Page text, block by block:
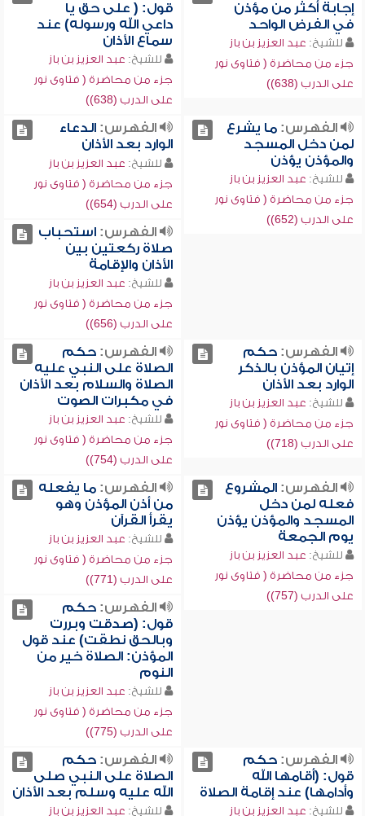
إجابة أكثر من مؤذن
في الفرض الواحد
للشيخ: عبد العزيز بن باز
جزء من محاضرة ( فتاوى نور
على الدرب (638))
قول: ( على حق يا
داعي الله ورسوله) عند
سماع الأذان
للشيخ: عبد العزيز بن باز
جزء من محاضرة ( فتاوى نور
على الدرب (638))
الفهرس:ما يشرع
لمن دخل المسجد
والمؤذن يؤذن
للشيخ: عبد العزيز بن باز
جزء من محاضرة ( فتاوى نور
على الدرب (652))
الفهرس:الدعاء
الوارد بعد الأذان
للشيخ: عبد العزيز بن باز
جزء من محاضرة ( فتاوى نور
على الدرب (654))
الفهرس:استحباب
صلاة ركعتين بين
الأذان والإقامة
للشيخ: عبد العزيز بن باز
جزء من محاضرة ( فتاوى نور
على الدرب (656))
الفهرس:حكم
إتيان المؤذن بالذكر
الوارد بعد الأذان
للشيخ: عبد العزيز بن باز
جزء من محاضرة ( فتاوى نور
على الدرب (718))
الفهرس:حكم
الصلاة على النبي عليه
الصلاة والسلام بعد الأذان
في مكبرات الصوت
للشيخ: عبد العزيز بن باز
جزء من محاضرة ( فتاوى نور
على الدرب (754))
الفهرس:المشروع
فعله لمن دخل
المسجد والمؤذن يؤذن
يوم الجمعة
للشيخ: عبد العزيز بن باز
جزء من محاضرة ( فتاوى نور
على الدرب (757))
الفهرس:ما يفعله
من أذن المؤذن وهو
يقرأ القرآن
للشيخ: عبد العزيز بن باز
جزء من محاضرة ( فتاوى نور
على الدرب (771))
الفهرس:حكم
قول: (صدقت وبررت
وبالحق نطقت) عند قول
المؤذن: الصلاة خير من
النوم
للشيخ: عبد العزيز بن باز
جزء من محاضرة ( فتاوى نور
على الدرب (775))
الفهرس:حكم
قول: (أقامها الله
وأدامها) عند إقامة الصلاة
للشيخ: عبد العزيز بن باز
الفهرس:حكم
الصلاة على النبي صلى
الله عليه وسلم بعد الأذان
للشيخ: عبد العزيز بن باز